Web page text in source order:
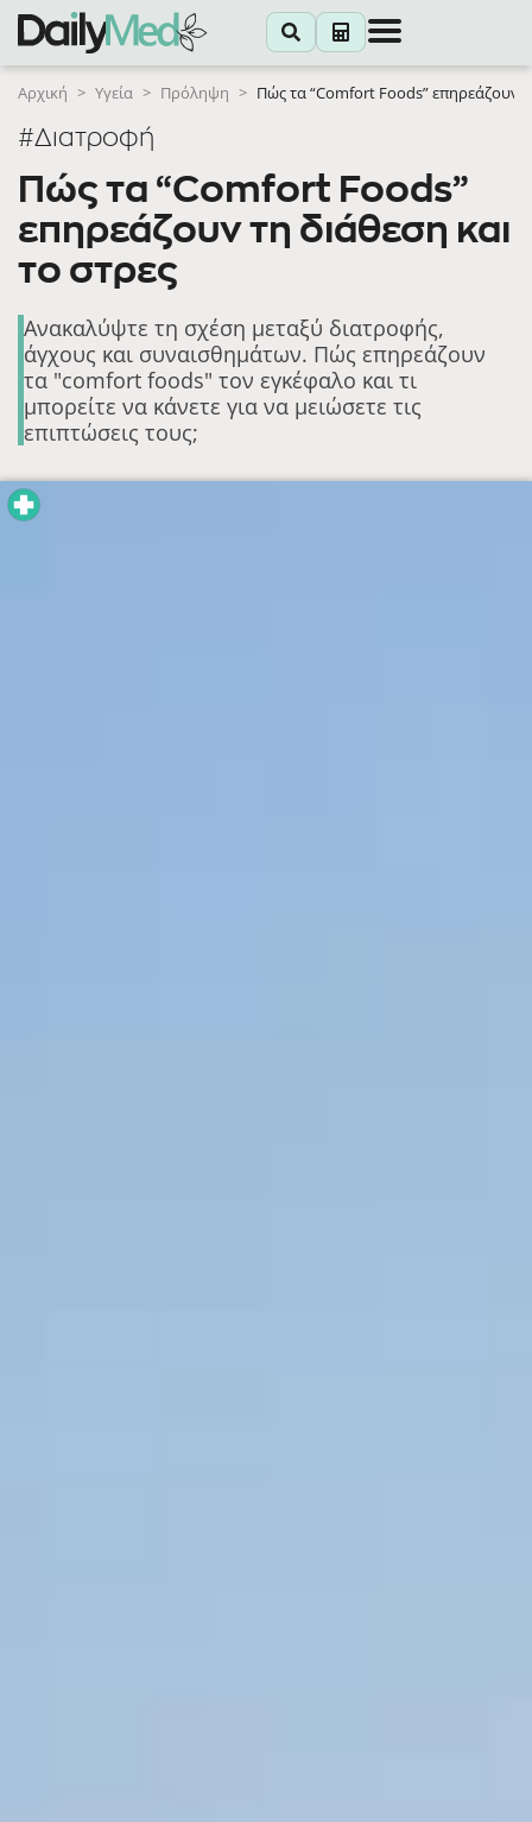
Αρχική > Υγεία > Πρόληψη > Πώς τα “Comfort Foods” επηρεάζουν
#Διατροφή
Πώς τα “Comfort Foods”
επηρεάζουν τη διάθεση και
το στρες
Ανακαλύψτε τη σχέση μεταξύ διατροφής,
άγχους και συναισθημάτων. Πώς επηρεάζουν
τα "comfort foods" τον εγκέφαλο και τι
μπορείτε να κάνετε για να μειώσετε τις
επιπτώσεις τους;